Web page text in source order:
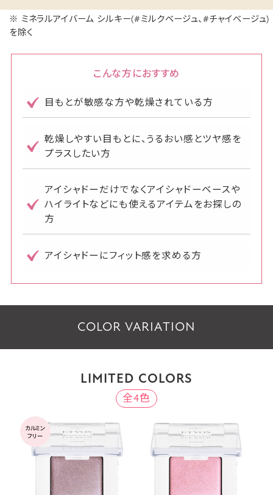
※ ミネラルアイバーム シルキー(#ミルクベージュ、#チャイべージュ)
を除く
こんな方におすすめ
目もとが敏感な方や乾燥されている方
乾燥しやすい目もとに、うるおい感とツヤ感を
プラスしたい方
アイシャドーだけでなくアイシャドーベースや
ハイライトなどにも使えるアイテムをお探しの
方
アイシャドーにフィット感を求める方
COLOR VARIATION
LIMITED COLORS
全4色
カルミン
フリー